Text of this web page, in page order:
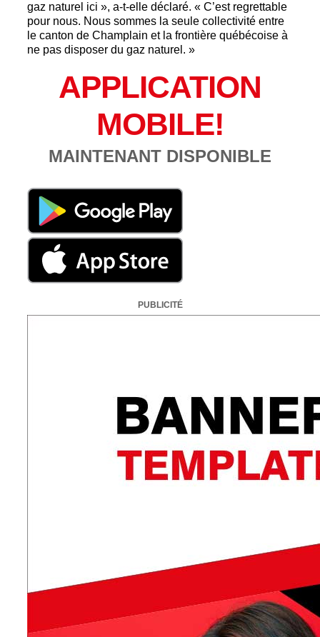
gaz naturel ici », a-t-elle déclaré. « C’est regrettable
pour nous. Nous sommes la seule collectivité entre
le canton de Champlain et la frontière québécoise à
ne pas disposer du gaz naturel. »
APPLICATION
MOBILE!
MAINTENANT DISPONIBLE
PUBLICITÉ